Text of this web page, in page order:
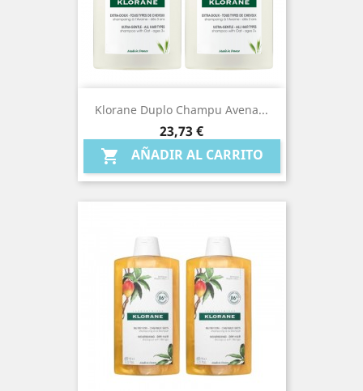
Klorane Duplo Champu Avena...
Precio
23,73 €
 AÑADIR AL CARRITO